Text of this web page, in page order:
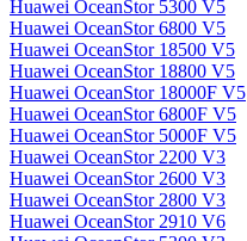
Huawei OceanStor 5300 V5
Huawei OceanStor 6800 V5
Huawei OceanStor 18500 V5
Huawei OceanStor 18800 V5
Huawei OceanStor 18000F V5
Huawei OceanStor 6800F V5
Huawei OceanStor 5000F V5
Huawei OceanStor 2200 V3
Huawei OceanStor 2600 V3
Huawei OceanStor 2800 V3
Huawei OceanStor 2910 V6